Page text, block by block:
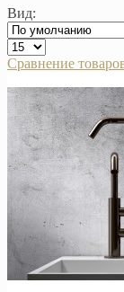
Вид:
Сравнение